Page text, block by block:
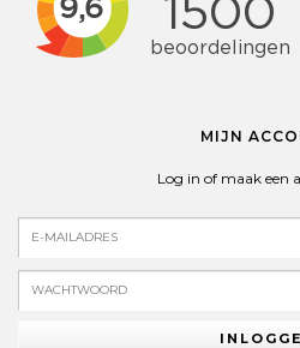
MIJN
Log in of maak een